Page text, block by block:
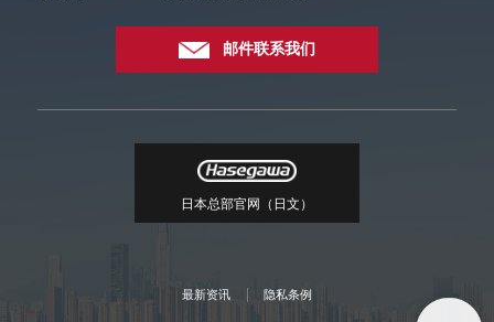
邮件联系我们
日本总部官网（日文）
最新资讯 隐私条例